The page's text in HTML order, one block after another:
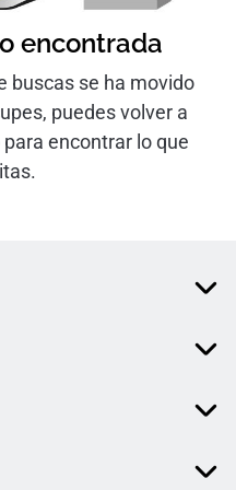
encontrada
buscas se ha movido
puedes volver a
encontrar lo que